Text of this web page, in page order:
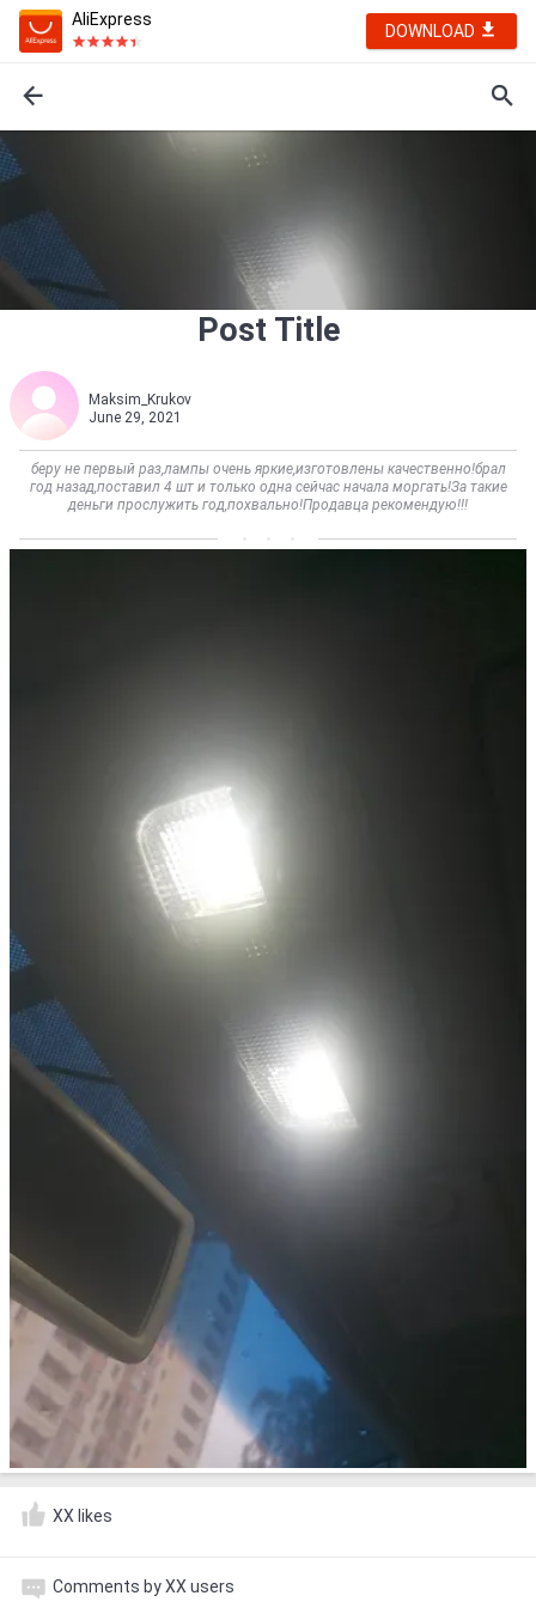
AliExpress
DOWNLOAD
Post Title
Maksim_Krukov
June 29, 2021
беру не первый раз,лампы очень яркие,изготовлены качественно!брал
год назад,поставил 4 шт и только одна сейчас начала моргать!За такие
деньги прослужить год,похвально!Продавца рекомендую!!!
XX likes
Comments by XX users